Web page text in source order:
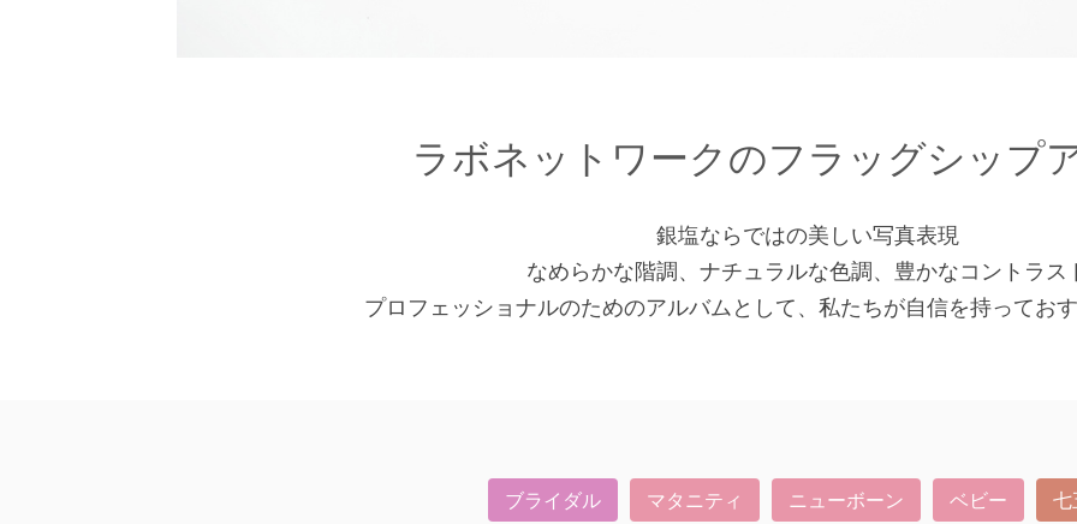
ラボネットワークのフラッグシップ
銀塩ならではの美しい写真表現
なめらかな階調、ナチュラルな色調、豊かなコントラス
プロフェッショナルのためのアルバムとして、私たちが自信を持ってお
ブライダル マタニティ ニューボーン ベビー
七